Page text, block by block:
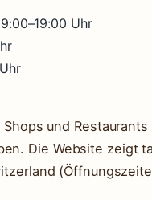
Uhr
und
Die Website zeigt